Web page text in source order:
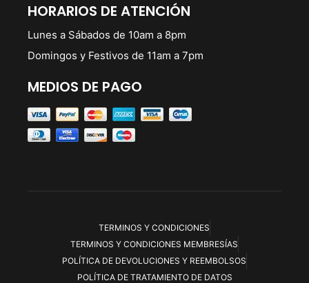
HORARIOS DE ATENCIÓN
Lunes a Sábados de 10am a 8pm
Domingos y Festivos de 11am a 7pm
MEDIOS DE PAGO
TERMINOS Y CONDICIONES
TERMINOS Y CONDICIONES MEMBRESÍAS
POLÍTICA DE DEVOLUCIONES Y REEMBOLSOS
POLÍTICA DE TRATAMIENTO DE DATOS